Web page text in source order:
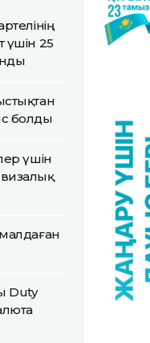
үшін 25
болды
үшін
Duty